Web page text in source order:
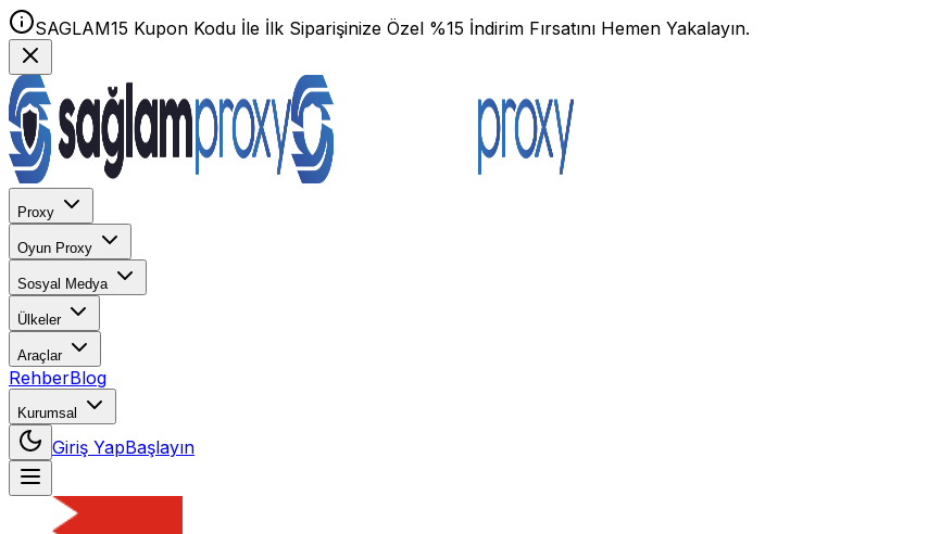
SAGLAM15 Kupon Kodu İle İlk Siparişinize Özel %15 İndirim Fırsatını Hemen Yakalayın.
Proxy
Oyun Proxy
Sosyal Medya
Ülkeler
Araçlar
RehberBlog
Kurumsal
Giriş YapBaşlayın